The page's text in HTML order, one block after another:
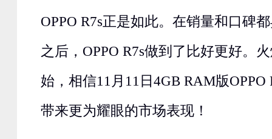
OPPO R7s正是如此。在销量和口碑
之后，OPPO R7s做到了比好更好。
始，相信11月11日4GB RAM版OPPO
带来更为耀眼的市场表现！